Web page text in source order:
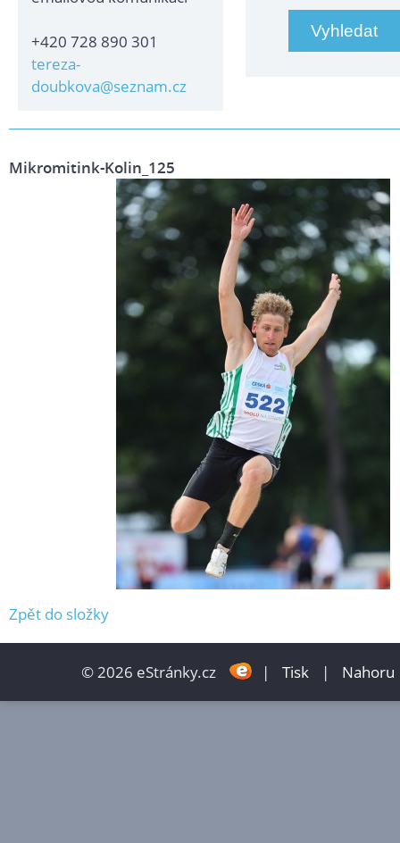
+420 728 890 301
tereza-
doubkova@seznam.cz
Mikromitink-Kolin_125
Zpět do složky
© 2026 eStránky.cz | Tisk | Nahoru